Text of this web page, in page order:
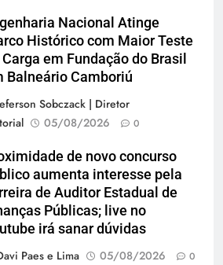
Nacional Atinge
Histórico com Maior Teste
em Fundação do Brasil
Balneário Camboriú
Sobczack | Diretor
05/08/2026 0
de novo concurso
aumenta interesse pela
de Auditor Estadual de
Públicas; live no
irá sanar dúvidas
Paes e Lima
05/08/2026 0